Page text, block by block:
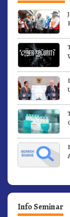
Info Seminar